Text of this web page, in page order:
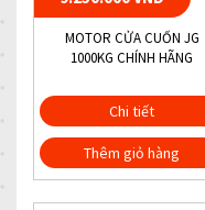
MOTOR CỬA CUỐN JG
1000KG CHÍNH HÃNG
Chi tiết
Thêm giỏ hàng